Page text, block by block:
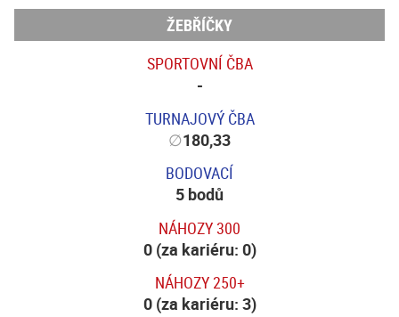
ŽEBŘÍČKY
SPORTOVNÍ ČBA
-
TURNAJOVÝ ČBA
∅180,33
BODOVACÍ
5 bodů
NÁHOZY 300
0 (za kariéru: 0)
NÁHOZY 250+
0 (za kariéru: 3)